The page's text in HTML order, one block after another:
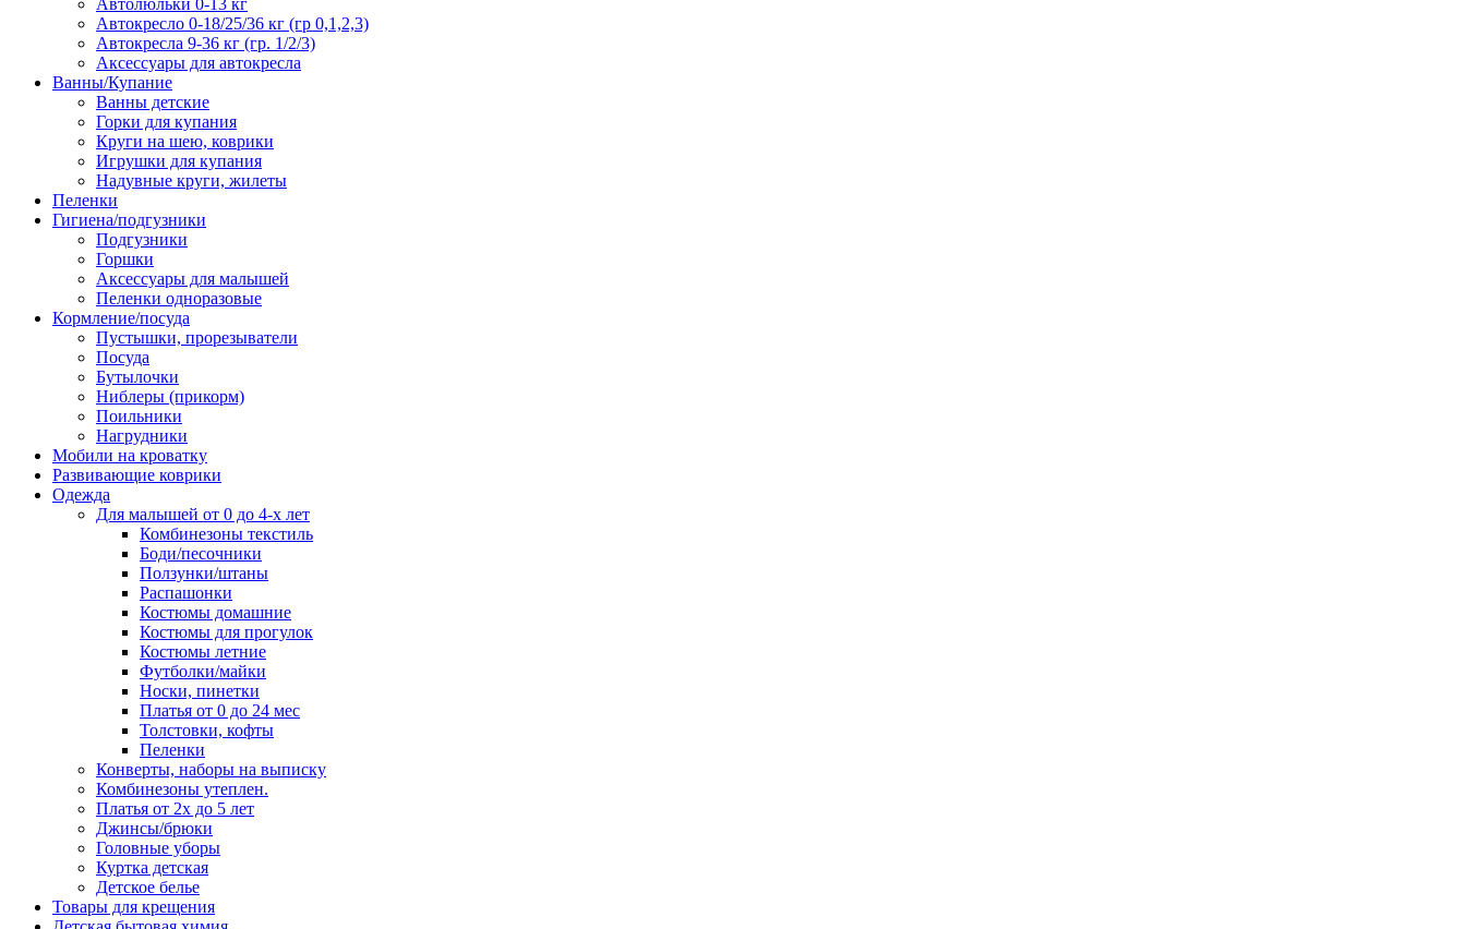
Автокресло 0-18/25/36 кг (гр 0,1,2,3)
Автокресла 9-36 кг (гр. 1/2/3)
Аксессуары для автокресла
Ванны/Купание
Ванны детские
Горки для купания
Круги на шею, коврики
Игрушки для купания
Надувные круги, жилеты
Пеленки
Гигиена/подгузники
Подгузники
Горшки
Аксессуары для малышей
Пеленки одноразовые
Кормление/посуда
Пустышки, прорезыватели
Посуда
Бутылочки
Ниблеры (прикорм)
Поильники
Нагрудники
Мобили на кроватку
Развивающие коврики
Одежда
Для малышей от 0 до 4-х лет
Комбинезоны текстиль
Боди/песочники
Ползунки/штаны
Распашонки
Костюмы домашние
Костюмы для прогулок
Костюмы летние
Футболки/майки
Носки, пинетки
Платья от 0 до 24 мес
Толстовки, кофты
Пеленки
Конверты, наборы на выписку
Комбинезоны утеплен.
Платья от 2х до 5 лет
Джинсы/брюки
Головные уборы
Куртка детская
Детское белье
Товары для крещения